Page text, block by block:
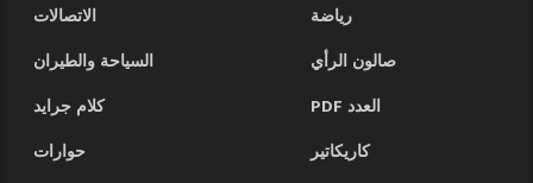
رياضة
الاتصالات
صالون الرأي
السياحة والطيران
العدد PDF
كلام جرايد
كاريكاتير
حوارات